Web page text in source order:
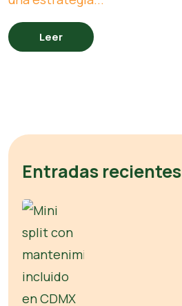
Leer
Entradas recientes